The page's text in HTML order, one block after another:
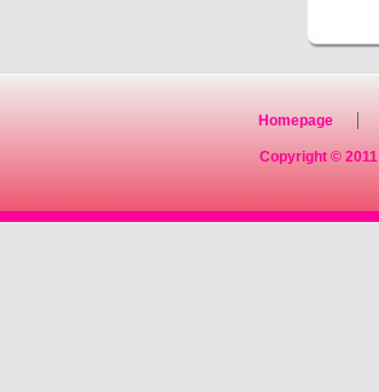
Homepage
Copyright © 2011